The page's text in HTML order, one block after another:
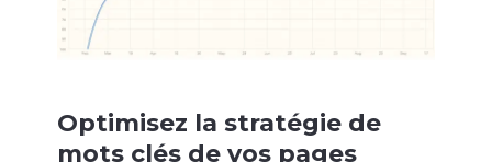
Optimisez la stratégie de
mots clés de vos pages